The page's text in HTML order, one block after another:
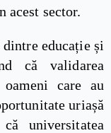
acest sector.
educație și
că validarea
care au
uriașă
universitatea